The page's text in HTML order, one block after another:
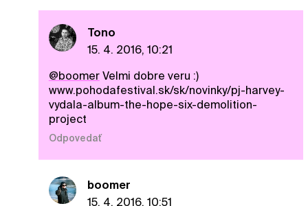
Tono
15. 4. 2016, 10:21
@boomerVelmi dobre veru :)
www.pohodafestival.sk/sk/novinky/pj-harvey-
vydala-album-the-hope-six-demolition-
project
Odpovedať
boomer
15. 4. 2016, 10:51